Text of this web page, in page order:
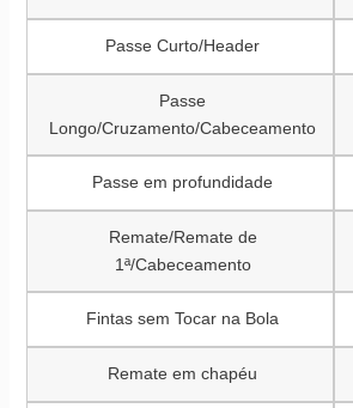
Passe Curto/Header
Passe
Longo/Cruzamento/Cabeceamento
Passe em profundidade
Remate/Remate de
1ª/Cabeceamento
Fintas sem Tocar na Bola
Remate em chapéu